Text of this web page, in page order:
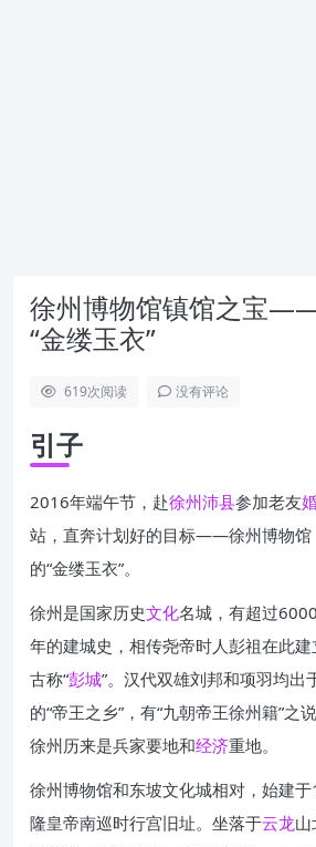
徐州博物馆镇馆之宝
“金缕玉衣”
619次阅读 没有评论
引子
2016年端午节，赴徐州沛县参加老友
站，直奔计划好的目标——徐州博物馆
的“金缕玉衣”。
徐州是国家历史文化名城，有超过
年的建城史，相传尧帝时人彭祖在此
古称“彭城”。汉代双雄刘邦和项羽均出
的“帝王之乡”，有“九朝帝王徐州籍”之
徐州历来是兵家要地和经济重地。
徐州博物馆和东坡文化城相对，始建
隆皇帝南巡时行宫旧址。坐落于云龙